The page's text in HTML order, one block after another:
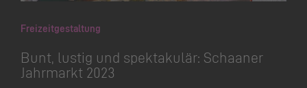
Freizeitgestaltung
Bunt, lustig und spektakulär: Schaaner
Jahrmarkt 2023